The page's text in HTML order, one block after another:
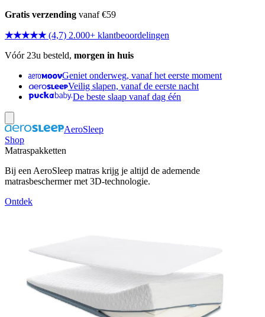
Gratis verzending vanaf €59
★★★★★ (4,7) 2.000+ klantbeoordelingen
Vóór 23u besteld, morgen in huis
Geniet onderweg, vanaf het eerste moment
Veilig slapen, vanaf de eerste nacht
De beste slaap vanaf dag één
AeroSleep
Shop
Matraspakketten
Bij een AeroSleep matras krijg je altijd de ademende
matrasbeschermer met 3D-technologie.
Ontdek